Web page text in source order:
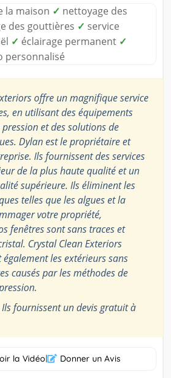
la maison ✓ nettoyage des
des gouttières ✓ service
✓ éclairage permanent ✓
personnalisé
offre un magnifique service
en utilisant des équipements
et des solutions de
Dylan est le propriétaire et
Ils fournissent des services
de la plus haute qualité et un
supérieure. Ils éliminent les
telles que les algues et la
votre propriété,
fenêtres sont sans traces et
Crystal Clean Exteriors
les extérieurs sans
causés par les méthodes de
Ils fournissent un devis gratuit à
la Vidéo| Donner un Avis